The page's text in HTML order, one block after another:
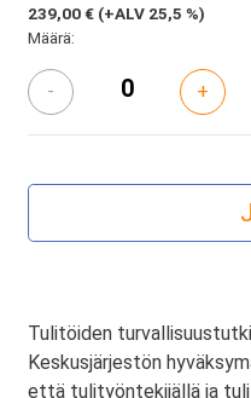
239,00 € (+ALV 25,5 %)
Määrä:
- +
Tulitöiden
Keskusjärjestön
että tulityöntekijällä ja